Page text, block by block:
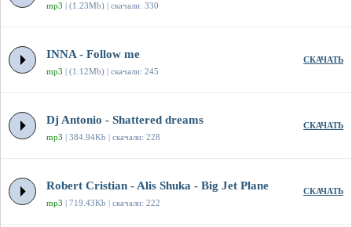
mp3 | (1.23Mb) | скачали: 330
INNA - Follow me
mp3 | (1.12Mb) | скачали: 245
СКАЧАТЬ
Dj Antonio - Shattered dreams
mp3 | 384.94Kb | скачали: 228
СКАЧАТЬ
Robert Cristian - Alis Shuka - Big Jet Plane
mp3 | 719.43Kb | скачали: 222
СКАЧАТЬ